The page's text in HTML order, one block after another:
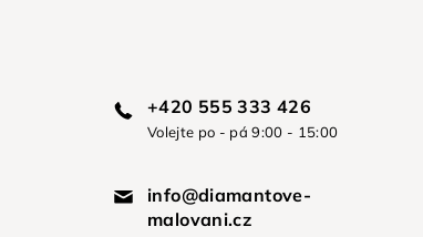
+420 555 333 426
Volejte po - pá 9:00 - 15:00
info@diamantove-
malovani.cz